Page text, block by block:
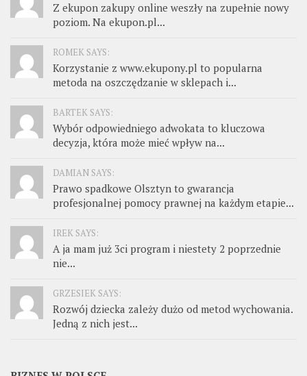
Z ekupon zakupy online weszły na zupełnie nowy
poziom. Na ekupon.pl...
ROMEK SAYS:
Korzystanie z www.ekupony.pl to popularna
metoda na oszczędzanie w sklepach i...
BARTEK SAYS:
Wybór odpowiedniego adwokata to kluczowa
decyzja, która może mieć wpływ na...
DAMIAN SAYS:
Prawo spadkowe Olsztyn to gwarancja
profesjonalnej pomocy prawnej na każdym etapie...
IREK SAYS:
A ja mam już 3ci program i niestety 2 poprzednie
nie...
GRZESIEK SAYS:
Rozwój dziecka zależy dużo od metod wychowania.
Jedną z nich jest...